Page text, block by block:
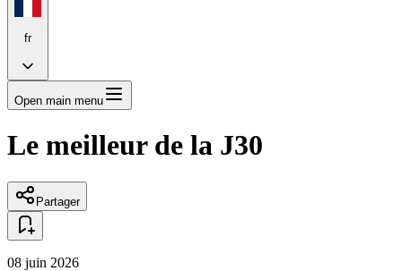
fr
Open main menu
Le meilleur de la J30
Partager
08 juin 2026